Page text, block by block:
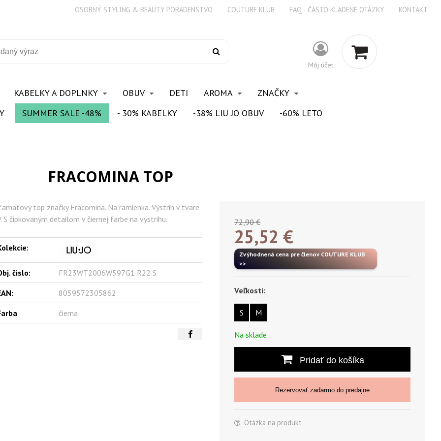
OSOBNÝ STYLING & BEAUTY PORADENSTVO COUTURE KLUB FAQ - ČASTO KLADENÉ OTÁZKY KONTAKT
Môj účet
KABELKY A DOPLNKY OBUV DETI AROMA
ZNAČKY
SUMMER SALE -48% - 30% KABELKY -38% LIU JO OBUV -60% LETO
FRACOMINA TOP
72,90 €
25,52 €
Zvýhodnená cena pre členov COUTURE KLUB
>>
Veľkosti:
S M
Na sklade
Pridať do košíka
Rezervovať zadarmo do predajne
Otázka na produkt
top značky Fracomina. Na ramienka. Výstrih v tvare
S čipkovaným detailom v čiernej farbe na výstrihu.
čislo: FR23WT2006W597G1 R22 S
8059572305862
čierna